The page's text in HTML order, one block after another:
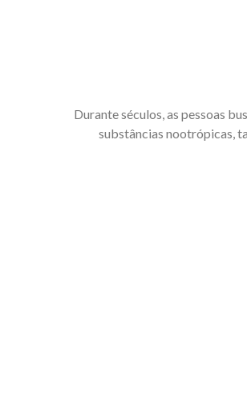
Durante séculos, as pessoas
substâncias nootrópicas,